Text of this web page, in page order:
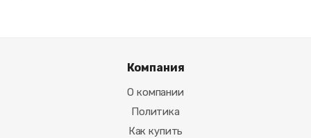
Компания
О компании
Политика
Как купить